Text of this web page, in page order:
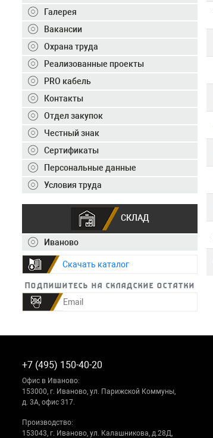
Галерея
Вакансии
Охрана труда
Реализованные проекты
PRO кабель
Контакты
Отдел закупок
Честный знак
Сертификаты
Персональные данные
Условия труда
СКЛАД
Иваново
Скачать каталог
Подпишитесь на складские остатки
+7 (495) 150-40-20
Офис в Иваново:
153000, г. Иваново, ул. Парижской Коммуны,
д. 3А, офис 317.
Производство:
153043, г. Иваново, ул. Калашникова, д.28Д,